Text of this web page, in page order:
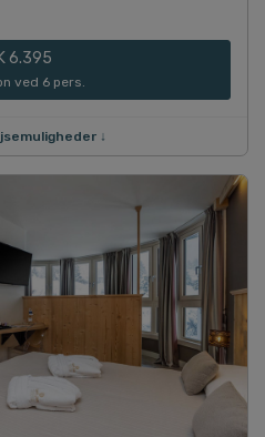
6.395
ved 6 pers.
↓